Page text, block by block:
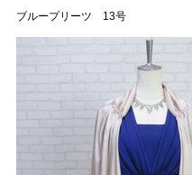
ブループリーツ 13号